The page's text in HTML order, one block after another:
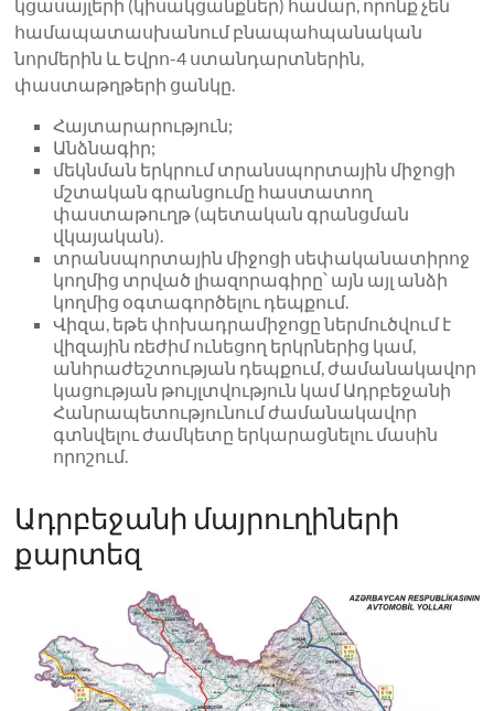
կցասայլերի (կիսակցանքներ) համար, որոնք չեն
համապատասխանում բնապահպանական
նորմերին և Եվրո-4 ստանդարտներին,
փաստաթղթերի ցանկը.
Հայտարարություն;
Անձնագիր;
մեկնման երկրում տրանսպորտային միջոցի
մշտական ​​գրանցումը հաստատող
փաստաթուղթ (պետական ​​գրանցման
վկայական).
տրանսպորտային միջոցի սեփականատիրոջ
կողմից տրված լիազորագիրը՝ այն այլ անձի
կողմից օգտագործելու դեպքում.
Վիզա, եթե փոխադրամիջոցը ներմուծվում է
վիզային ռեժիմ ունեցող երկրներից կամ,
անհրաժեշտության դեպքում, ժամանակավոր
կացության թույլտվություն կամ Ադրբեջանի
Հանրապետությունում ժամանակավոր
գտնվելու ժամկետը երկարացնելու մասին
որոշում.
Ադրբեջանի մայրուղիների
քարտեզ